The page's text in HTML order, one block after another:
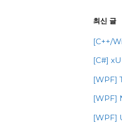
최신 글
[C++/
[C#]
[WPF]
[WPF]
[WPF]